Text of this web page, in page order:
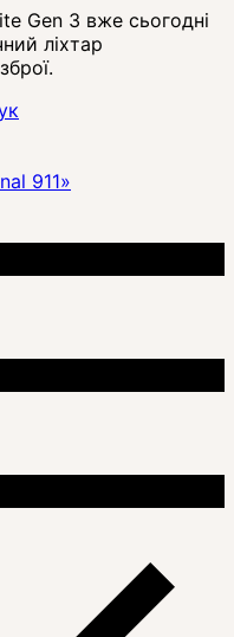
Gen 3 вже сьогодні
ліхтар